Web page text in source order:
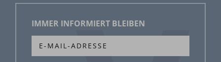
IMMER INFORMIERT BLEIBEN